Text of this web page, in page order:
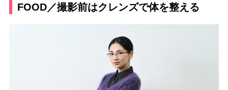
FOOD／撮影前はクレンズで体を整える